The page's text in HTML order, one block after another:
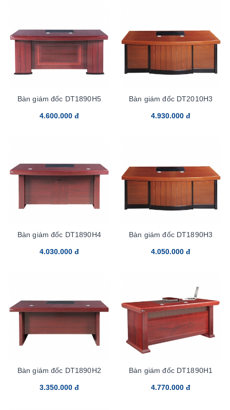
Bàn giám đốc DT1890H5
4.600.000 đ
Bàn giám đốc DT2010H3
4.930.000 đ
Bàn giám đốc DT1890H4
4.030.000 đ
Bàn giám đốc DT1890H3
4.050.000 đ
Bàn giám đốc DT1890H2
3.350.000 đ
Bàn giám đốc DT1890H1
4.770.000 đ